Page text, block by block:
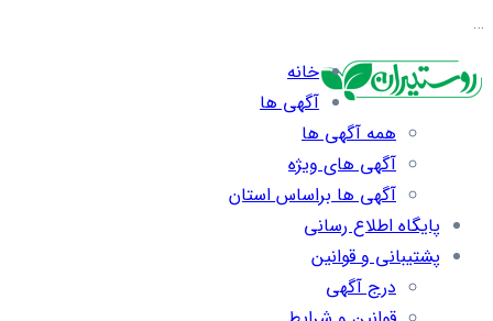
…
خانه
آگهی ها
همه آگهی ها
آگهی های ویژه
آگهی ها براساس استان
پایگاه اطلاع رسانی
پشتیبانی و قوانین
درج آگهی